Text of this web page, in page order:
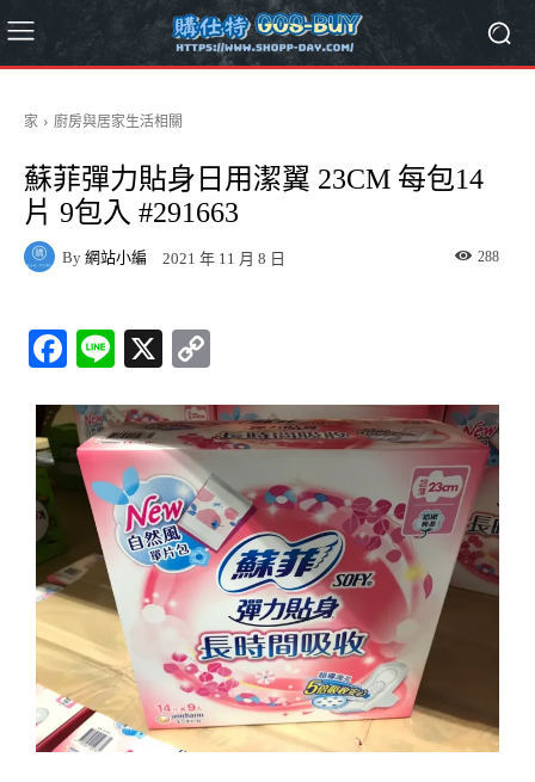
家 廚房與居家生活相關
蘇菲彈力貼身日用潔翼 23CM 每包14
片 9包入 #291663
By 網站小編 2021 年 11 月 8 日 288
Fa
bo
ok
Li
X
y
Li
nk